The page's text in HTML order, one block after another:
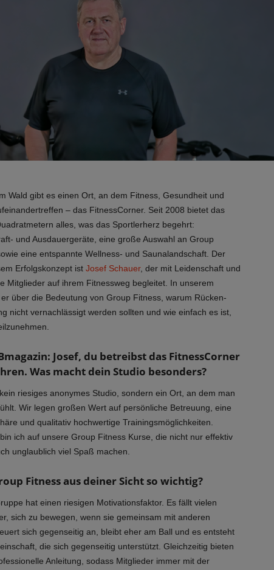
Wald gibt es einen Ort, an dem Fitness, Gesundheit und
– das FitnessCorner. Seit 2008 bietet das
alles, was das Sportlerherz begehrt:
und Ausdauergeräte, eine große Auswahl an Group
eine entspannte Wellness- und Saunalandschaft. Der
Erfolgskonzept ist Josef Schauer, der mit Leidenschaft und
Mitglieder auf ihrem Fitnessweg begleitet. In unserem
über die Bedeutung von Group Fitness, warum Rücken-
nicht vernachlässigt werden sollten und wie einfach es ist,
Josef, du betreibst das FitnessCorner
Was macht dein Studio besonders?
riesiges anonymes Studio, sondern ein Ort, an dem man
Wir legen großen Wert auf persönliche Betreuung, eine
und qualitativ hochwertige Trainingsmöglichkeiten.
ich auf unsere Group Fitness Kurse, die nicht nur effektiv
unglaublich viel Spaß machen.
Fitness aus deiner Sicht so wichtig?
hat einen riesigen Motivationsfaktor. Es fällt vielen
sich zu bewegen, wenn sie gemeinsam mit anderen
sich gegenseitig an, bleibt eher am Ball und es entsteht
die sich gegenseitig unterstützt. Gleichzeitig bieten
Anleitung, sodass Mitglieder immer mit der